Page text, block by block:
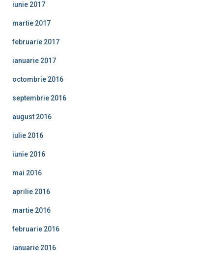
iunie 2017
martie 2017
februarie 2017
ianuarie 2017
octombrie 2016
septembrie 2016
august 2016
iulie 2016
iunie 2016
mai 2016
aprilie 2016
martie 2016
februarie 2016
ianuarie 2016